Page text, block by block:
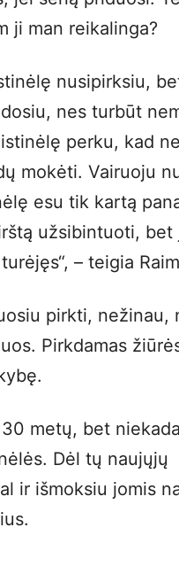
ji man reikalinga?
nusipirksiu,
nes turbūt
perku, kad
mokėti. Vairuoju
esu tik kartą
užsibintuoti, bet
– teigia
pirkti, nežinau,
Pirkdamas
metų, bet
Dėl tų naujųjų
ir išmoksiu jomis